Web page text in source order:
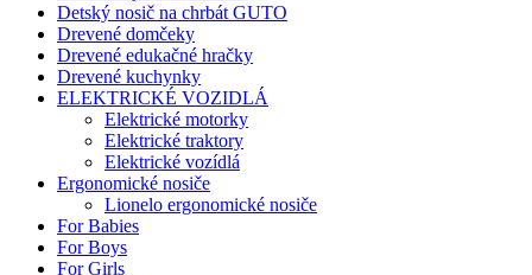
Detský nosič na chrbát GUTO
Drevené domčeky
Drevené edukačné hračky
Drevené kuchynky
ELEKTRICKÉ VOZIDLÁ
Elektrické motorky
Elektrické traktory
Elektrické vozídlá
Ergonomické nosiče
Lionelo ergonomické nosiče
For Babies
For Boys
For Girls